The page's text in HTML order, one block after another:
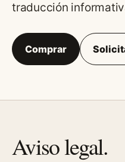
traducción
Comprar
Aviso legal.